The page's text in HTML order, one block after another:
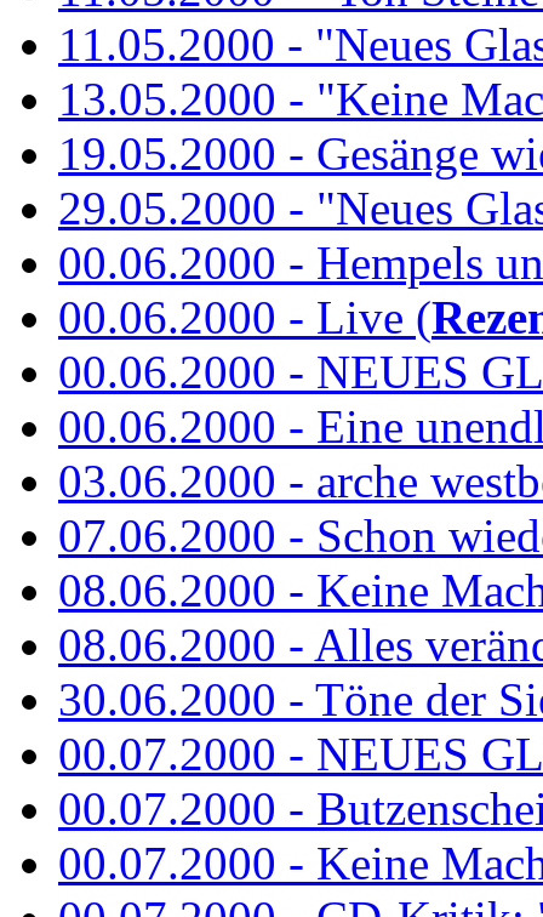
11.05.2000 - "Neues
13.05.2000 - "Keine
19.05.2000 - Gesänge
29.05.2000 - "Neues
00.06.2000 - Hempels
00.06.2000 - Live (
00.06.2000 - NEUES
00.06.2000 - Eine
03.06.2000 - arche
07.06.2000 - Schon
08.06.2000 - Keine
08.06.2000 - Alles
30.06.2000 - Töne der
00.07.2000 - NEUES
00.07.2000 -
00.07.2000 - Keine